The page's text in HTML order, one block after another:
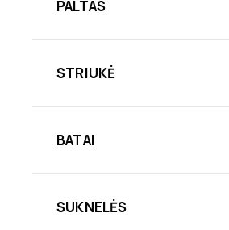
PALTAS
STRIUKĖ
BATAI
SUKNELĖS